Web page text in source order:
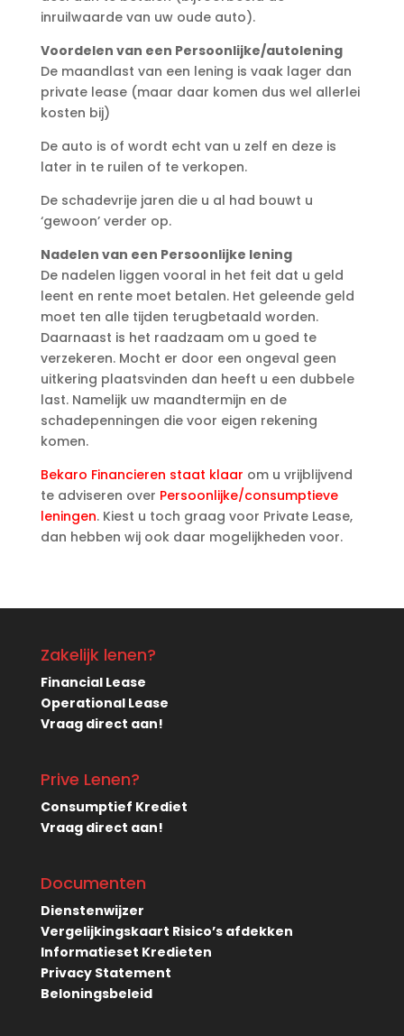
inruilwaarde van uw oude auto).
Voordelen van een Persoonlijke/autolening
De maandlast van een lening is vaak lager dan
private lease (maar daar komen dus wel allerlei
kosten bij)
De auto is of wordt echt van u zelf en deze is
later in te ruilen of te verkopen.
De schadevrije jaren die u al had bouwt u
‘gewoon’ verder op.
Nadelen van een Persoonlijke lening
De nadelen liggen vooral in het feit dat u geld
leent en rente moet betalen. Het geleende geld
moet ten alle tijden terugbetaald worden.
Daarnaast is het raadzaam om u goed te
verzekeren. Mocht er door een ongeval geen
uitkering plaatsvinden dan heeft u een dubbele
last. Namelijk uw maandtermijn en de
schadepenningen die voor eigen rekening
komen.
Bekaro Financieren staat klaar om u vrijblijvend
te adviseren over Persoonlijke/consumptieve
leningen. Kiest u toch graag voor Private Lease,
dan hebben wij ook daar mogelijkheden voor.
Zakelijk lenen?
Financial Lease
Operational Lease
Vraag direct aan!
Prive Lenen?
Consumptief Krediet
Vraag direct aan!
Documenten
Dienstenwijzer
Vergelijkingskaart Risico’s afdekken
Informatieset Kredieten
Privacy Statement
Beloningsbeleid